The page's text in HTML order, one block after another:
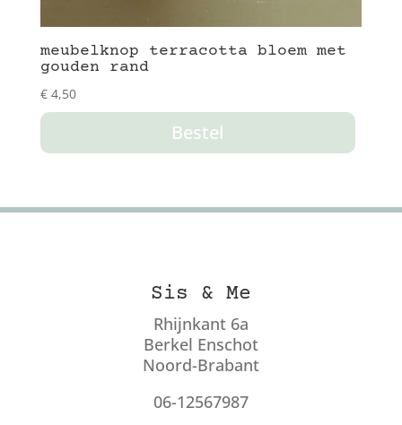
meubelknop terracotta bloem met
gouden rand
€4,50
Bestel
Sis & Me
Rhijnkant 6a
Berkel Enschot
Noord-Brabant
06-12567987